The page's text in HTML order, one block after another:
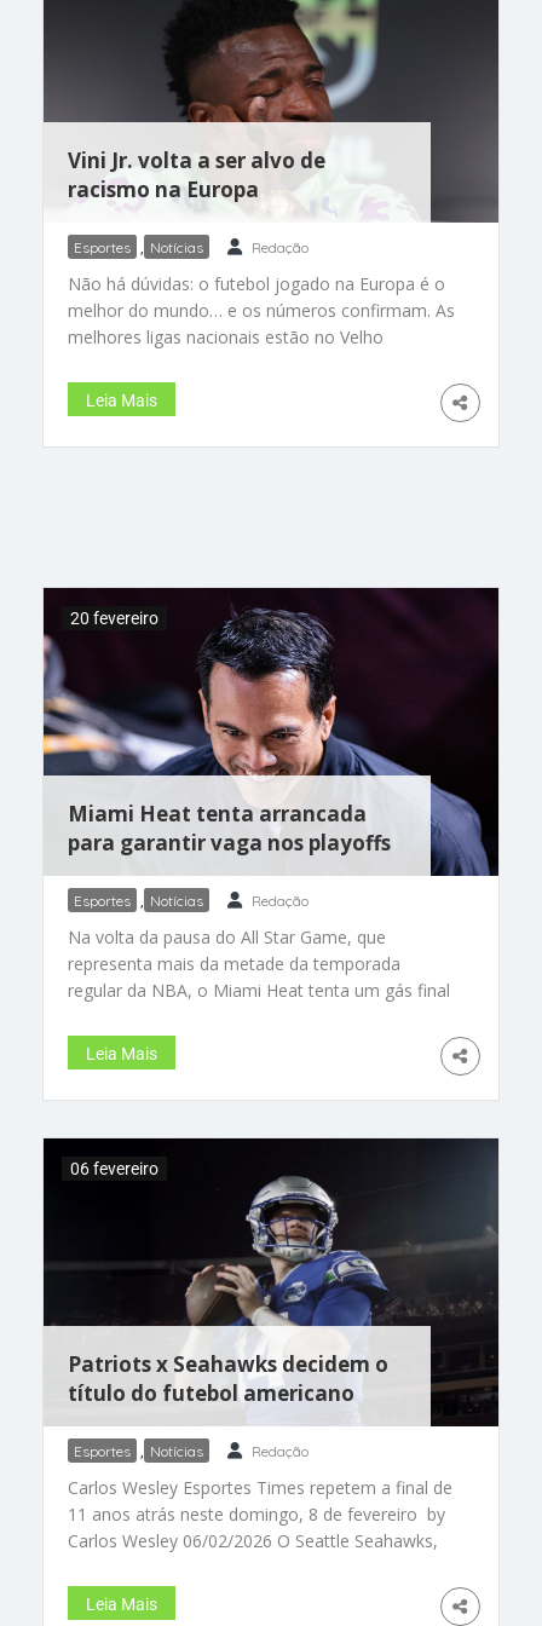
aumentou para 21 jogos a sua invencibilidade
como mandante – desde agosto do ano
passado. O Palmeiras soma agora 10
Vini Jr. volta a ser alvo de
racismo na Europa
Esportes , Notícias Redação
Não há dúvidas: o futebol jogado na Europa é o
melhor do mundo… e os números confirmam. As
melhores ligas nacionais estão no Velho
seleções europeias faturaram cinco delas; e já se
vão 13 anos desde a última vitória de uma
equipe sul-americana na final do Mundial de
problema sofrido pelo jogador brasileiro Vini
Leia Mais
Miami Heat tenta arrancada
para garantir vaga nos playoffs
20 fevereiro
Esportes , Notícias Redação
Na volta da pausa do All Star Game, que
representa mais da metade da temporada
regular da NBA, o Miami Heat tenta um gás final
do técnico Erik Spoelstra tem sofrido com a
irregularidade, muitas vezes dentro do mesmo
jogo, mas tem mais 26 partidas no ano para
(20 de fevereiro) o Heat enfrenta o Atlanta
Hawks fora de casa, e no dia seguinte (sábado,
21 de fevereiro) retorna ao Kaseya Center para o
confronto
Leia Mais
Patriots x Seahawks decidem o
título do futebol americano
06 fevereiro
Esportes , Notícias Redação
Carlos Wesley Esportes Times repetem a final de
11 anos atrás neste domingo, 8 de fevereiro by
Carlos Wesley 06/02/2026 O Seattle Seahawks,
favorito na disputa contra o New England
Patriots (Foto: Wikimedia) Chegou a hora! O dia
Leia Mais